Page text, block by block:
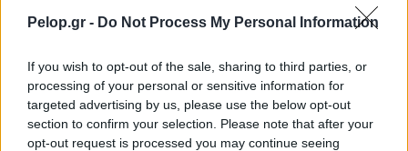
Pelop.gr - Do Not Process My Personal Information
If you wish to opt-out of the sale, sharing to third parties, or
processing of your personal or sensitive information for
targeted advertising by us, please use the below opt-out
section to confirm your selection. Please note that after your
opt-out request is processed you may continue seeing